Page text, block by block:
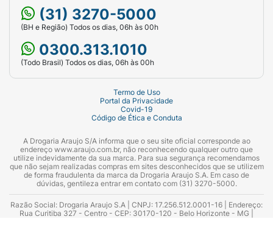
(31) 3270-5000
(BH e Região) Todos os dias, 06h às 00h
0300.313.1010
(Todo Brasil) Todos os dias, 06h às 00h
Termo de Uso
Portal da Privacidade
Covid-19
Código de Ética e Conduta
A Drogaria Araujo S/A informa que o seu site oficial corresponde ao
endereço www.araujo.com.br, não reconhecendo qualquer outro que
utilize indevidamente da sua marca. Para sua segurança recomendamos
que não sejam realizadas compras em sites desconhecidos que se utilizem
de forma fraudulenta da marca da Drogaria Araujo S.A. Em caso de
dúvidas, gentileza entrar em contato com (31) 3270-5000.
Razão Social: Drogaria Araujo S.A | CNPJ: 17.256.512.0001-16 | Endereço:
Rua Curitiba 327 - Centro - CEP: 30170-120 - Belo Horizonte - MG |